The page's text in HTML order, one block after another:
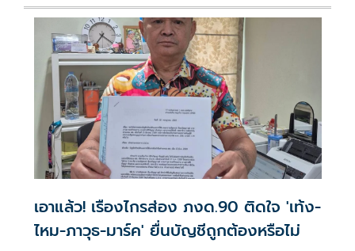
เอาแล้ว! เรืองไกรส่อง ภงด.90 ติดใจ 'เท้ง-
ไหม-ภาวุธ-มาร์ค' ยื่นบัญชีถูกต้องหรือไม่